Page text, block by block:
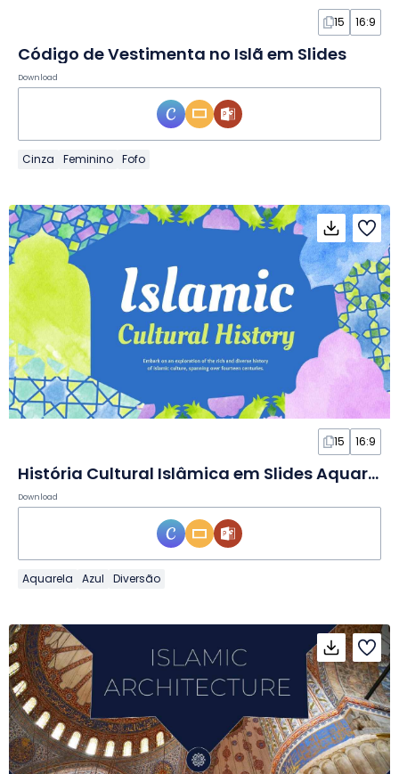
15 16:9
Código de Vestimenta no Islã em Slides
Download
Cinza Feminino Fofo
15 16:9
História Cultural Islâmica em Slides Aquarelados
Download
Aquarela Azul Diversão